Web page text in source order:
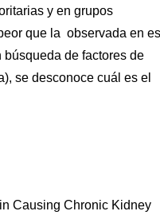
y en grupos
que la observada en
de factores de
se desconoce cuál es el
Causing Chronic Kidney